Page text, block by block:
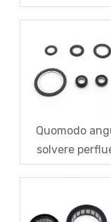
Motor
Analysis G1.0
Signa Et
Testis
Quomodo
solvere
Codicis
Encoder